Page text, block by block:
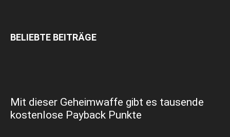
BELIEBTE BEITRÄGE
Mit dieser Geheimwaffe gibt es tausende
kostenlose Payback Punkte